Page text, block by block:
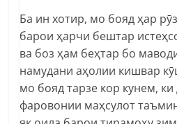
Ба ин хотир, мо бояд ҳар
барои ҳарчи бештар
ва боз ҳам беҳтар бо
намудани аҳолии кишвар
мо бояд тарзе кор кунем,
фаровонии маҳсулот